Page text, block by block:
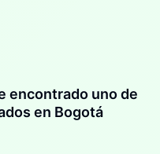
encontrado uno de
en Bogotá